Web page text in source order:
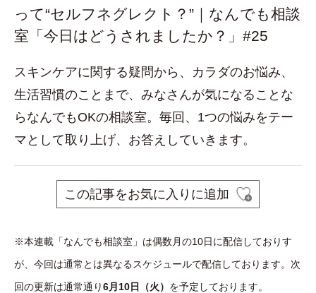
って“セルフネグレクト？”｜なんでも相談
室「今日はどうされましたか？」#25
スキンケアに関する疑問から、カラダのお悩み、
生活習慣のことまで、みなさんが気になることな
らなんでもOKの相談室。毎回、1つの悩みをテー
マとして取り上げ、お答えしていきます。
この記事をお気に入りに追加
※本連載「なんでも相談室」は偶数月の10日に配信しておりす
が、今回は通常とは異なるスケジュールで配信しております。 次
回の更新は通常通り6月10日（火） を予定しております。